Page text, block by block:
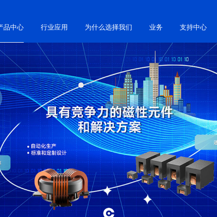
品中心 行业应用 为什么选择我们 业务 支持中心